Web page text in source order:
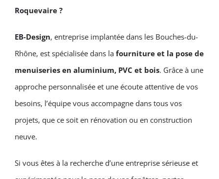
Roquevaire ?
EB-Design, entreprise implantée dans les Bouches-du-
Rhône, est spécialisée dans la fourniture et la pose de
menuiseries en aluminium, PVC et bois. Grâce à une
approche personnalisée et une écoute attentive de vos
besoins, l’équipe vous accompagne dans tous vos
projets, que ce soit en rénovation ou en construction
neuve.
Si vous êtes à la recherche d’une entreprise sérieuse et